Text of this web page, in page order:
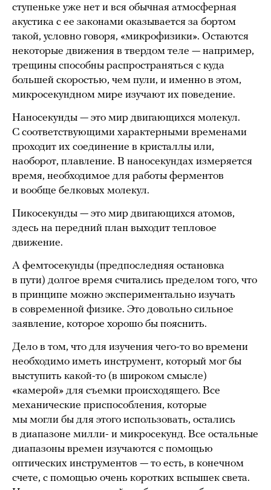
ступеньке уже нет и вся обычная атмосферная
акустика с ее законами оказывается за бортом
такой, условно говоря, «микрофизики». Остаются
некоторые движения в твердом теле — например,
трещины способны распространяться с куда
большей скоростью, чем пули, и именно в этом,
микросекундном мире изучают их поведение.
Наносекунды — это мир двигающихся молекул.
С соответствующими характерными временами
проходит их соединение в кристаллы или,
наоборот, плавление. В наносекундах измеряется
время, необходимое для работы ферментов
и вообще белковых молекул.
Пикосекунды — это мир двигающихся атомов,
здесь на передний план выходит тепловое
движение.
А фемтосекунды (предпоследняя остановка
в пути) долгое время считались пределом того, что
в принципе можно экспериментально изучать
в современной физике. Это довольно сильное
заявление, которое хорошо бы пояснить.
Дело в том, что для изучения чего-то во времени
необходимо иметь инструмент, который мог бы
выступить какой-то (в широком смысле)
«камерой» для съемки происходящего. Все
механические приспособления, которые
мы могли бы для этого использовать, остались
в диапазоне милли- и микросекунд. Все остальные
диапазоны времен изучаются с помощью
оптических инструментов — то есть, в конечном
счете, с помощью очень коротких вспышек света.